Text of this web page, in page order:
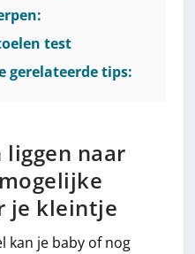
test
gerelateerde tips:
liggen naar
je kleintje
kan je baby of nog